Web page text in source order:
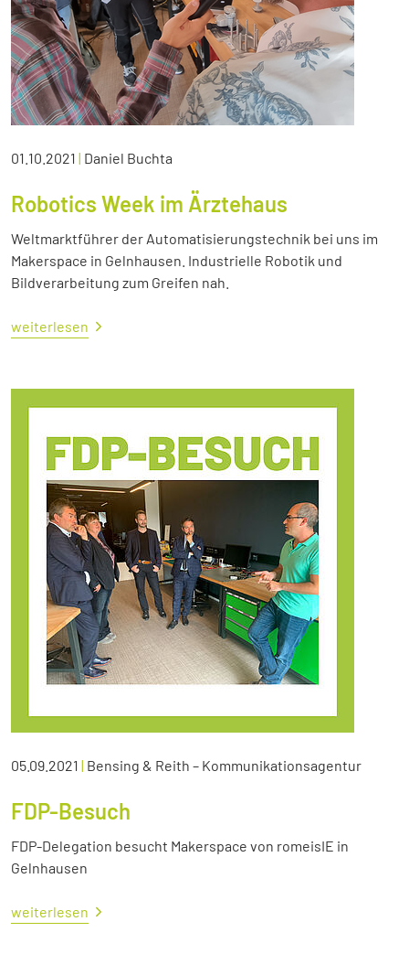
01.10.2021 | Daniel Buchta
Robotics Week im Ärztehaus
Weltmarktführer der Automatisierungstechnik bei uns im
Makerspace in Gelnhausen. Industrielle Robotik und
Bildverarbeitung zum Greifen nah.
weiterlesen
05.09.2021 | Bensing & Reith – Kommunikationsagentur
FDP-Besuch
FDP-Delegation besucht Makerspace von romeisIE in
Gelnhausen
weiterlesen